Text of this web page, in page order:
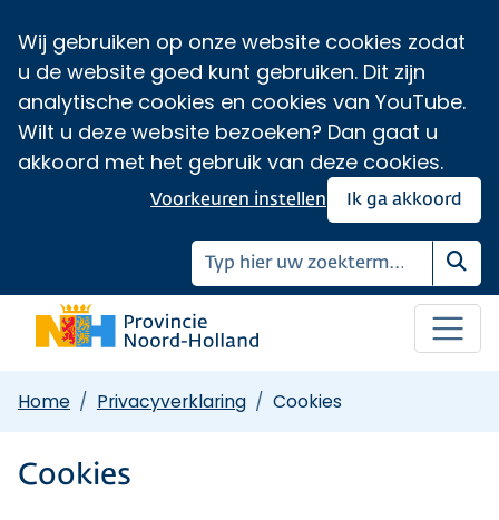
Wij gebruiken op onze website cookies zodat
u de website goed kunt gebruiken. Dit zijn
analytische cookies en cookies van YouTube.
Wilt u deze website bezoeken? Dan gaat u
akkoord met het gebruik van deze cookies.
Ik ga akkoord
Voorkeuren instellen
Home Privacyverklaring Cookies
Cookies